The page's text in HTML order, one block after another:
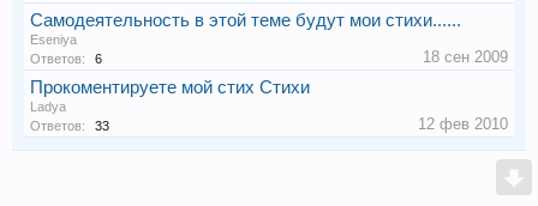
Самодеятельность в этой теме будут мои стихи......
Eseniya
Ответов:
6 18 сен 2009
Прокоментируете мой стих Стихи
Ladya
Ответов:
33 12 фев 2010